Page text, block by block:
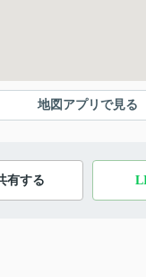
地図アプリで見る
有する